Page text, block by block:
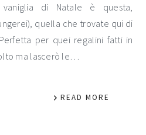
di Natale è questa,
quella che trovate qui di
per quei regalini fatti in
ma lascerò le…
READ MORE